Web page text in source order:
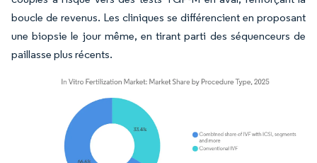
boucle de revenus. Les cliniques se différencient en proposant
une biopsie le jour même, en tirant parti des séquenceurs de
paillasse plus récents.